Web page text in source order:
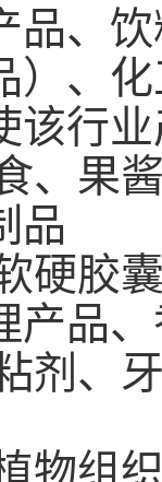
品、
）、
该行
、果
品
硬胶
产品
剂、
物组